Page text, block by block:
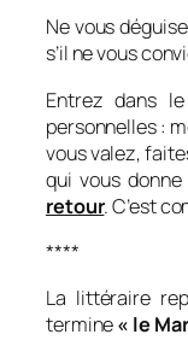
Ne vous
s’il ne vous
Entrez dans
personnelles :
vous valez,
qui vous
retour. C’est
****
La littéraire
termine« le